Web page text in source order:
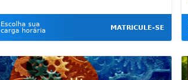
Escolha sua
carga horária
MATRICULE-SE